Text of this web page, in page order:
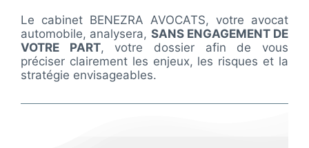
Le cabinet BENEZRA AVOCATS, votre avocat
automobile, analysera, SANS ENGAGEMENT DE
VOTRE PART, votre dossier afin de vous
préciser clairement les enjeux, les risques et la
stratégie envisageables.